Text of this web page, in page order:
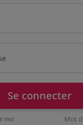
Se connecter
moi Mot